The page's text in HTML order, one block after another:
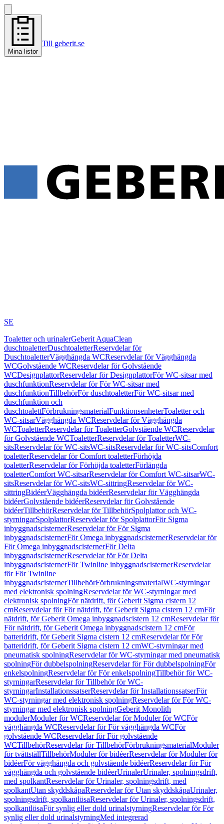
Mina listor
Till geberit.se
SE
Toaletter och urinalerGeberit AquaClean
duschtoaletterDuschtoaletterReservdelar för
DuschtoaletterVägghängda WCReservdelar för Vägghängda
WCGolvstående WCReservdelar för Golvstående
WCDesignplattorReservdelar för DesignplattorFör WC-sitsar med
duschfunktionReservdelar för För WC-sitsar med
duschfunktionTillbehörFör duschtoaletterFör WC-sitsar med
duschfunktion och
duschtoalettFörbrukningsmaterialFunktionsenheterToaletter och
WC-sitsarVägghängda WCReservdelar för Vägghängda
WCToaletterReservdelar för ToaletterGolvstående WCReservdelar
för Golvstående WCToaletterReservdelar för ToaletterWC-
sitsReservdelar för WC-sitsWC-sitsReservdelar för WC-sitsComfort
toaletterReservdelar för Comfort toaletterFörhöjda
toaletterReservdelar för Förhöjda toaletterFörlängda
toaletterComfort WC-sitsarReservdelar för Comfort WC-sitsarWC-
sitsReservdelar för WC-sitsWC-sittringReservdelar för WC-
sittringBidéerVägghängda bidéerReservdelar för Vägghängda
bidéerGolvstående bidéerReservdelar för Golvstående
bidéerTillbehörReservdelar för TillbehörSpolplattor och WC-
styrningarSpolplattorReservdelar för SpolplattorFör Sigma
inbyggnadscisternerReservdelar för För Sigma
inbyggnadscisternerFör Omega inbyggnadscisternerReservdelar för
För Omega inbyggnadscisternerFör Delta
inbyggnadscisternerReservdelar för För Delta
inbyggnadscisternerFör Twinline inbyggnadscisternerReservdelar
för För Twinline
inbyggnadscisternerTillbehörFörbrukningsmaterialWC-styrningar
med elektronisk spolningReservdelar för WC-styrningar med
elektronisk spolningFör nätdrift, för Geberit Sigma cistern 12
cmReservdelar för För nätdrift, för Geberit Sigma cistern 12 cmFör
nätdrift, för Geberit Omega inbyggnadscistern 12 cmReservdelar för
För nätdrift, för Geberit Omega inbyggnadscistern 12 cmFör
batteridrift, för Geberit Sigma cistern 12 cmReservdelar för För
batteridrift, för Geberit Sigma cistern 12 cmWC-styrningar med
pneumatisk spolningReservdelar för WC-styrningar med pneumatisk
spolningFör dubbelspolningReservdelar för För dubbelspolningFör
enkelspolningReservdelar för För enkelspolningTillbehör för WC-
styrningarReservdelar för Tillbehör för WC-
styrningarInstallationssatserReservdelar för InstallationssatserFör
WC-styrningar med elektronisk spolningReservdelar för För WC-
styrningar med elektronisk spolningGeberit Monolith
modulerModuler för WCReservdelar för Moduler för WCFör
vägghängda WCReservdelar för För vägghängda WCFör
golvstående WCReservdelar för För golvstående
WCTillbehörReservdelar för TillbehörFörbrukningsmaterialModuler
för tvättställTillbehörModuler för bidéerReservdelar för Moduler för
bidéerFör vägghängda och golvstående bidéerReservdelar för För
vägghängda och golvstående bidéerUrinalerUrinaler, spolningsdrift,
med spolkantReservdelar för Urinaler, spolningsdrift, med
spolkantUtan skyddskåpaReservdelar för Utan skyddskåpaUrinaler,
spolningsdrift, spolkantlösaReservdelar för Urinaler, spolningsdrift,
spolkantlösaFör synlig eller dold urinalstyrningReservdelar för För
synlig eller dold urinalstyrningMed integrerad